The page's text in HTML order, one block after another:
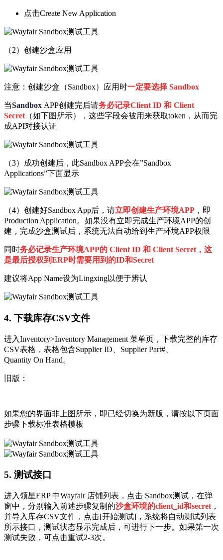
点击Create New Application
（2）创建沙盒应用
注意：创建沙盒（Sandbox）应用时一定要选择 Sandbox
当Sandbox APP创建完后请务必记录Client ID 和 Client
Secret （如下图所示），这些字段会被用来获取token，从而完
成API对接认证
（3）成功创建后，此Sandbox APP会在”Sandbox
Applications”下面显示
（4）创建好Sandbox App后，请立即创建生产环境APP ，即
Production Application。如果没有立即完成生产环境APP的创
建，完成沙盒测试后，系统无法自动给到生产环境APP权限
同时务必记录生产环境APP的 Client ID 和 Client Secret，这
是最后授权到ERP时需要用到的ID和Secret
建议将App Name设为Lingxing以便于辨认
4. 下载库存CSV文件
进入Inventory>Inventory Management 菜单页，下载完整的库存
CSV表格，表格包含Supplier ID、Supplier Part#、
Quantity On Hand。
旧版：
如果您的界面非上图所示，即已经切换为新版，请按以下页面
步骤下载标准表格模板
5. 测试接口
进入领星ERP 中Wayfair 店铺列表，点击 Sandbox测试，在弹
窗中，分别输入前述步骤复制的沙盒环境的client_id和secret ，
并导入库存CSV文件，点击[开始测试]，系统将自动测试列表
所示接口，测试状态显示完成后，可进行下一步。如果第一次
测试失败，可点击重试2-3次。